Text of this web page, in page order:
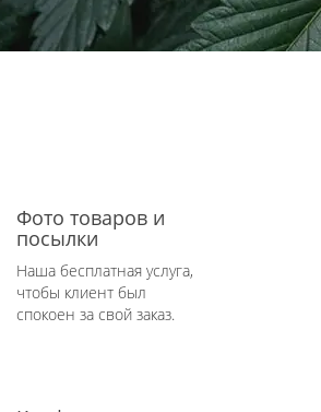
Фото товаров и
посылки
Наша бесплатная услуга,
чтобы клиент был
спокоен за свой заказ.